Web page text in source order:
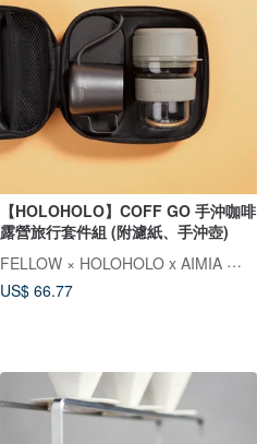
【HOLOHOLO】COFF GO 手沖咖啡
露營旅行套件組 (附濾紙、手沖壺)
FELLOW × HOLOHOLO x AIMIA 愛米雅
US$ 66.77